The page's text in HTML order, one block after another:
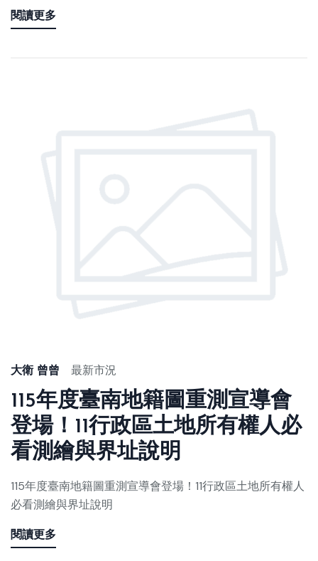
閱讀更多
大衛 曾曾 最新市況
115年度臺南地籍圖重測宣導會
登場！11行政區土地所有權人必
看測繪與界址說明
115年度臺南地籍圖重測宣導會登場！11行政區土地所有權人
必看測繪與界址說明
閱讀更多